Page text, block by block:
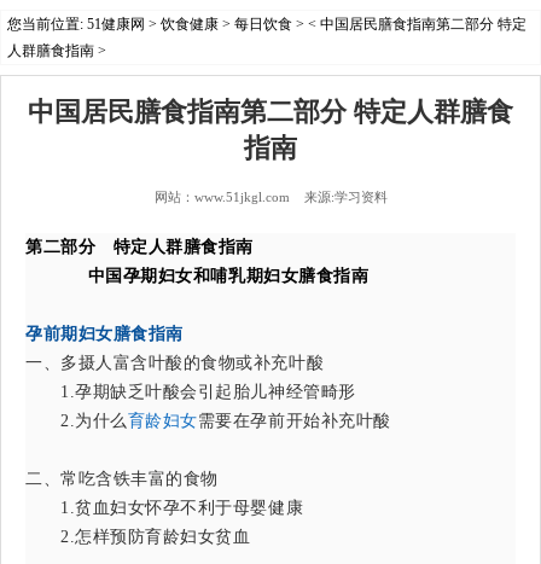
您当前位置: 51健康网 > 饮食健康 > 每日饮食 > < 中国居民膳食指南第二部分 特定
人群膳食指南 >
中国居民膳食指南第二部分 特定人群膳食
指南
网站：www.51jkgl.com 来源:学习资料
第二部分 特定人群膳食指南
中国 孕期妇女和哺乳期妇女膳食指南
孕前期妇女膳食指南
一、多摄人富含叶酸的食物或补充叶酸
1.孕期缺乏叶酸会引起胎儿神经管畸形
2.为什么育龄妇女需要在孕前开始补充叶酸
二、常吃含铁丰富的食物
1.贫血妇女怀孕不利于母婴健康
2.怎样预防育龄妇女贫血